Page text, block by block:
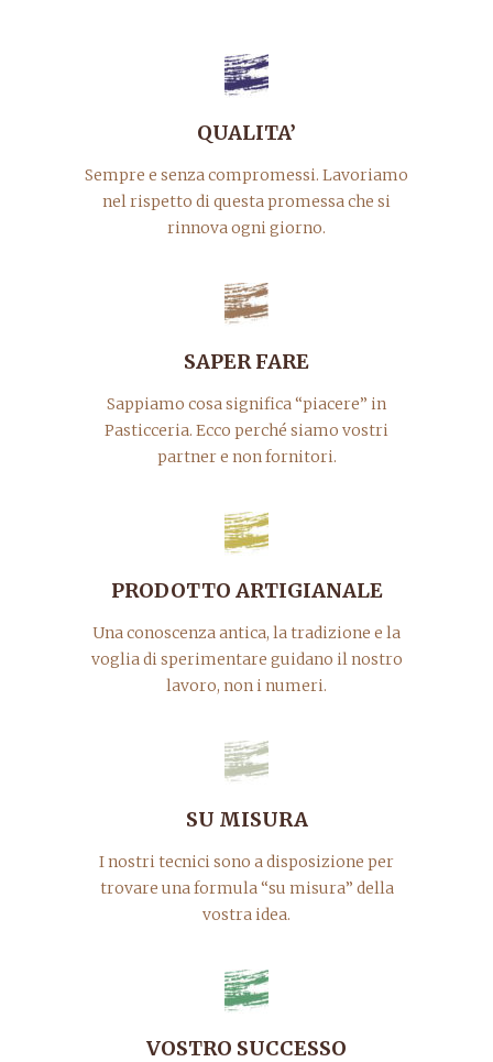
QUALITA’
Sempre e senza compromessi. Lavoriamo
nel rispetto di questa promessa che si
rinnova ogni giorno.
SAPER FARE
Sappiamo cosa significa “piacere” in
Pasticceria. Ecco perché siamo vostri
partner e non fornitori.
PRODOTTO ARTIGIANALE
Una conoscenza antica, la tradizione e la
voglia di sperimentare guidano il nostro
lavoro, non i numeri.
SU MISURA
I nostri tecnici sono a disposizione per
trovare una formula “su misura” della
vostra idea.
VOSTRO SUCCESSO